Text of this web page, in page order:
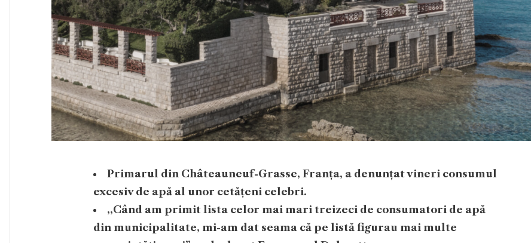
Primarul din Châteauneuf-Grasse, Franța, a denunțat vineri consumul
excesiv de apă al unor cetățeni celebri.
,,Când am primit lista celor mai mari treizeci de consumatori de apă
din municipalitate, mi-am dat seama că pe listă figurau mai multe